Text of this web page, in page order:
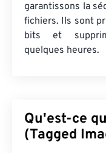
garantissons la
fichiers. Ils sont
bits et
quelques heures.
Qu'est-ce
(Tagged